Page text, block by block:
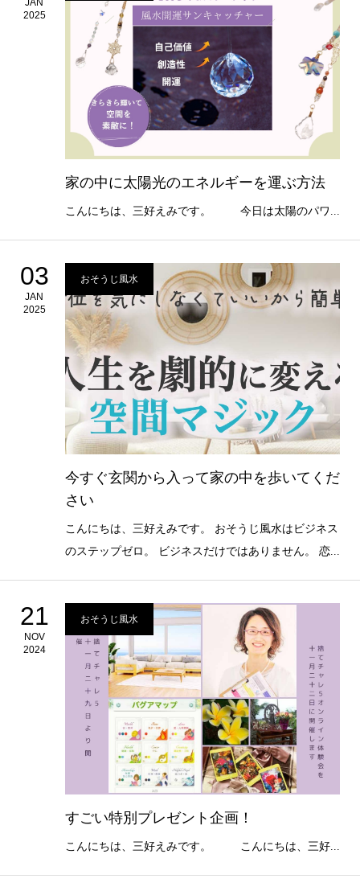
2025
家の中に太陽光のエネルギーを運ぶ方法
こんにちは、三好えみです。 今日は太陽のパワ...
03
JAN
2025
おそうじ風水
今すぐ玄関から入って家の中を歩いてくだ
さい
こんにちは、三好えみです。 おそうじ風水はビジネス
のステップゼロ。 ビジネスだけではありません。 恋...
21
NOV
2024
おそうじ風水
すごい特別プレゼント企画！
こんにちは、三好えみです。 こんにちは、三好...